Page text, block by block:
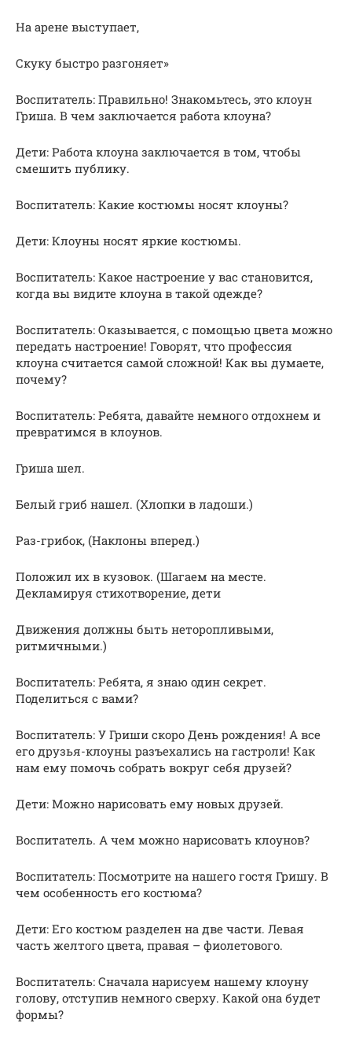
На арене выступает,
Скуку быстро разгоняет»
Воспитатель: Правильно! Знакомьтесь, это клоун
Гриша. В чем заключается работа клоуна?
Дети: Работа клоуна заключается в том, чтобы
смешить публику.
Воспитатель: Какие костюмы носят клоуны?
Дети: Клоуны носят яркие костюмы.
Воспитатель: Какое настроение у вас становится,
когда вы видите клоуна в такой одежде?
Воспитатель: Оказывается, с помощью цвета можно
передать настроение! Говорят, что профессия
клоуна считается самой сложной! Как вы думаете,
почему?
Воспитатель: Ребята, давайте немного отдохнем и
превратимся в клоунов.
Гриша шел.
Белый гриб нашел. (Хлопки в ладоши.)
Раз-грибок, (Наклоны вперед.)
Положил их в кузовок. (Шагаем на месте.
Декламируя стихотворение, дети
Движения должны быть неторопливыми,
ритмичными.)
Воспитатель: Ребята, я знаю один секрет.
Поделиться с вами?
Воспитатель: У Гриши скоро День рождения! А все
его друзья-клоуны разъехались на гастроли! Как
нам ему помочь собрать вокруг себя друзей?
Дети: Можно нарисовать ему новых друзей.
Воспитатель. А чем можно нарисовать клоунов?
Воспитатель: Посмотрите на нашего гостя Гришу. В
чем особенность его костюма?
Дети: Его костюм разделен на две части. Левая
часть желтого цвета, правая – фиолетового.
Воспитатель: Сначала нарисуем нашему клоуну
голову, отступив немного сверху. Какой она будет
формы?